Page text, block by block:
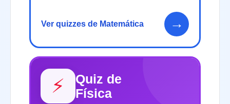
Ver quizzes de Matemática →
⚡
Quiz de
Física